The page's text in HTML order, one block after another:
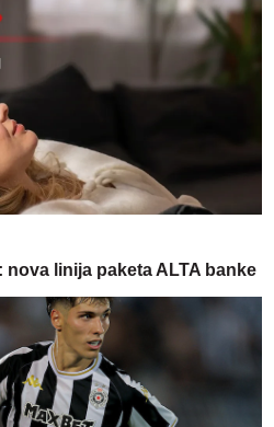
linija paketa ALTA banke